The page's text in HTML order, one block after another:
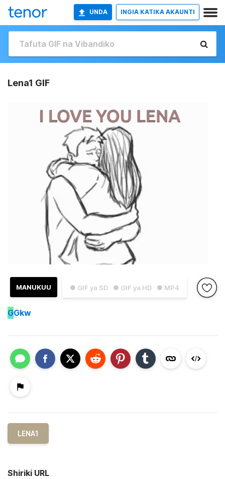
UNDA INGIA KATIKA AKAUNTI
Lena1 GIF
● GIF ya SD ● GIF ya HD ● MP4
MANUKUU
GGkw
LENA1
Shiriki URL